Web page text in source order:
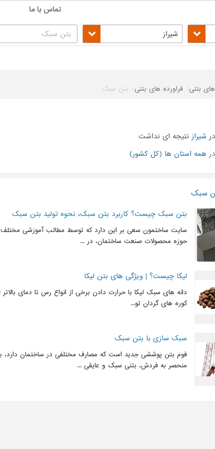
تماس با ما
شیراز
بتنی فراورده های بتنی بتن سبک
در شیراز نتیجه ای نداشت
همه استان ها (کل کشور)
سبک
بتن سبک چیست؟ کاربرد بتن سبک، نحوه تولید بتن سبک
سایت ساختمون سعی بر این دارد که توسط مطالب آموزشی مختلف،
حوزه محصولات صنعت ساختمان، در ...
لیکا چیست؟ | ویژگی های بتن لیکا
کوره های گردان تو...
سبک سازی با بتن سبک
فوم بتن پوششی جدید است که مصارف مختلفی در ساختمان
منحصر به فردش، بتنی سبک و عایقی ...